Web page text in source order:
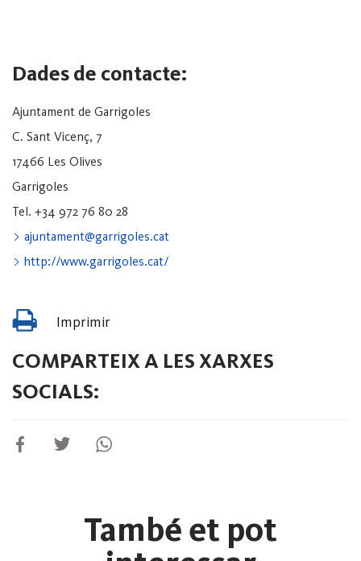
Dades de contacte:
Ajuntament de Garrigoles
C. Sant Vicenç, 7
17466 Les Olives
Garrigoles
Tel. +34 972 76 80 28
ajuntament@garrigoles.cat
http://www.garrigoles.cat/
Imprimir
COMPARTEIX A LES XARXES
SOCIALS:
També et pot